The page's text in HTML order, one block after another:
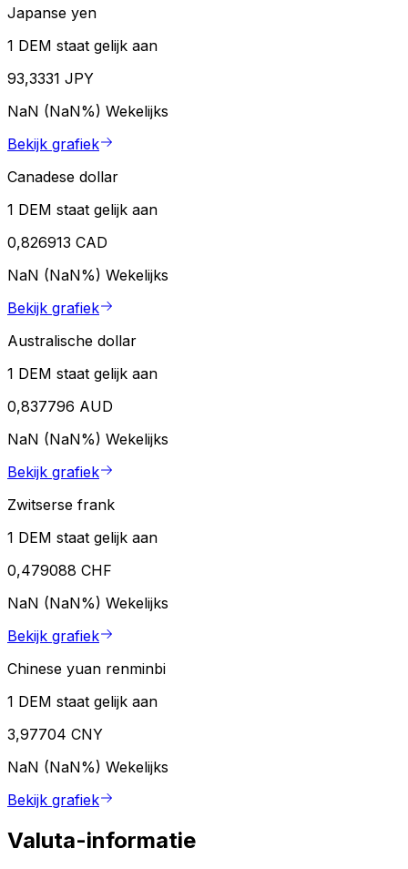
Japanse yen
1 DEM staat gelijk aan
93,3331 JPY
NaN (NaN%) Wekelijks
Bekijk grafiek
Canadese dollar
1 DEM staat gelijk aan
0,826913 CAD
NaN (NaN%) Wekelijks
Bekijk grafiek
Australische dollar
1 DEM staat gelijk aan
0,837796 AUD
NaN (NaN%) Wekelijks
Bekijk grafiek
Zwitserse frank
1 DEM staat gelijk aan
0,479088 CHF
NaN (NaN%) Wekelijks
Bekijk grafiek
Chinese yuan renminbi
1 DEM staat gelijk aan
3,97704 CNY
NaN (NaN%) Wekelijks
Bekijk grafiek
Valuta-informatie